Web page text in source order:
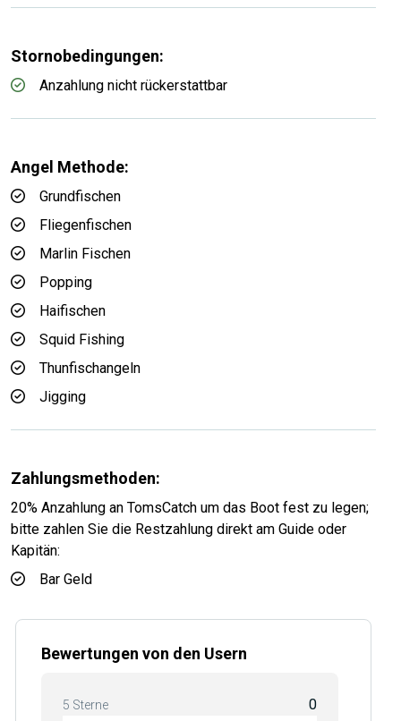
Stornobedingungen:
Anzahlung nicht rückerstattbar
Angel Methode:
Grundfischen
Fliegenfischen
Marlin Fischen
Popping
Haifischen
Squid Fishing
Thunfischangeln
Jigging
Zahlungsmethoden:
20% Anzahlung an TomsCatch um das Boot fest zu legen;
bitte zahlen Sie die Restzahlung direkt am Guide oder
Kapitän:
Bar Geld
Bewertungen von den Usern
5 Sterne 0